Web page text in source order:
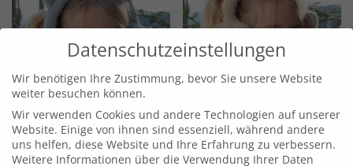
Kuschelig warme
Ohrenschützer grau mit
Ohrenschützer beige mit
Teddy one size –
Datenschutzeinstellungen
Wir benötigen Ihre Zustimmung, bevor Sie unsere Website
weiter besuchen können.
Wir verwenden Cookies und andere Technologien auf unserer
Website. Einige von ihnen sind essenziell, während andere
uns helfen, diese Website und Ihre Erfahrung zu verbessern.
Weitere Informationen über die Verwendung Ihrer Daten